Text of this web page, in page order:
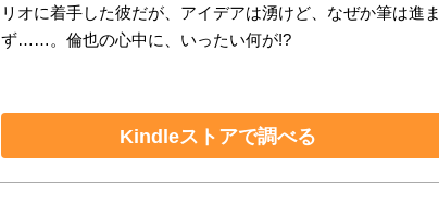
リオに着手した彼だが、アイデアは湧けど、なぜか筆は進ま
ず……。倫也の心中に、いったい何が!?
Kindleストアで調べる